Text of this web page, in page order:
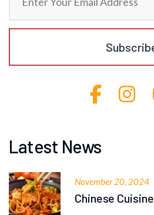
Latest News
November 20, 2024
Chinese Cuisine